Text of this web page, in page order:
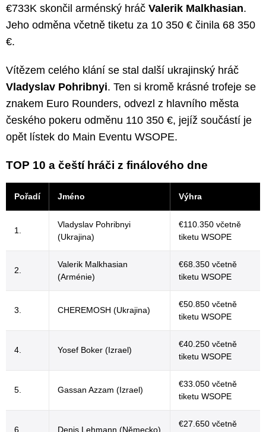
€733K skončil arménský hráč Valerik Malkhasian.
Jeho odměna včetně tiketu za 10 350 € činila 68 350
€.
Vítězem celého klání se stal další ukrajinský hráč
Vladyslav Pohribnyi. Ten si kromě krásné trofeje se
znakem Euro Rounders, odvezl z hlavního města
českého pokeru odměnu 110 350 €, jejíž součástí je
opět lístek do Main Eventu WSOPE.
TOP 10 a čeští hráči z finálového dne
Pořadí Jméno Výhra
1.
Vladyslav Pohribnyi
(Ukrajina)
€110.350 včetně
tiketu WSOPE
2.
Valerik Malkhasian
(Arménie)
€68.350 včetně
tiketu WSOPE
3. CHEREMOSH (Ukrajina)
€50.850 včetně
tiketu WSOPE
4. Yosef Boker (Izrael)
€40.250 včetně
tiketu WSOPE
5. Gassan Azzam (Izrael)
€33.050 včetně
tiketu WSOPE
6. Denis Lehmann (Německo)
€27.650 včetně